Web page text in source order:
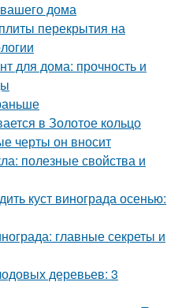
дома
перекрытия на
для дома: прочность и
в Золотое кольцо
черты он вносит
полезные свойства и
куст винограда осенью:
главные секреты и
деревьев: 3